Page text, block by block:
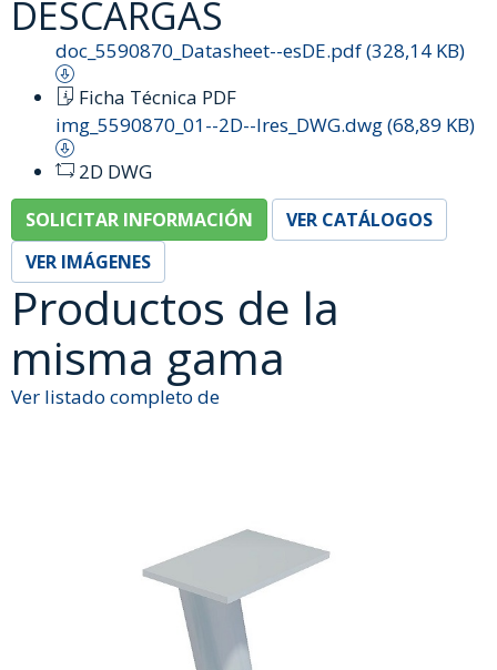
DESCARGAS
doc_5590870_Datasheet--esDE.pdf (328,14 KB)
Ficha Técnica PDF
img_5590870_01--2D--lres_DWG.dwg (68,89 KB)
2D DWG
SOLICITAR INFORMACIÓN
VER CATÁLOGOS
VER IMÁGENES
Productos de la
misma gama
Ver listado completo de